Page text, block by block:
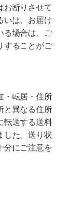
お断りさせて
いは、お届け
る場合は、ご
することがご
・転居・住所
と異なる住所
転送する送料
した。送り状
分にご注意を